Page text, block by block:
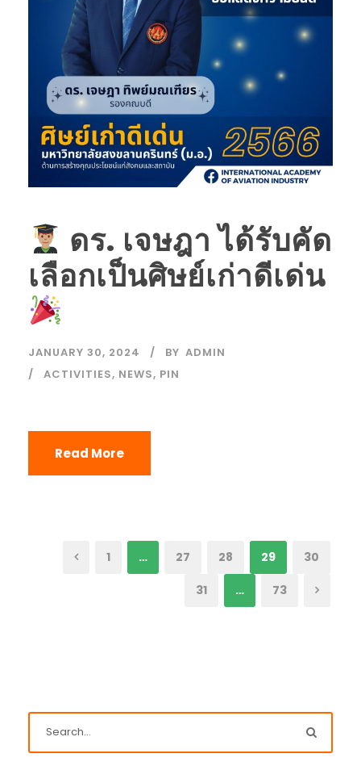
ดร. เจษฎา ได้รับคัด
เลือกเป็นศิษย์เก่าดีเด่น
JANUARY 30, 2024 BY ADMIN
ACTIVITIES, NEWS, PIN
Read More
1 … 27 28 29 30
31 … 73